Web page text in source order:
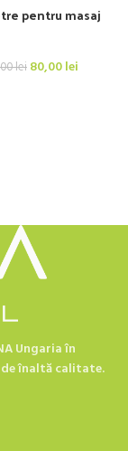
pentru masaj
lei 80,00lei
Ungaria în
de înaltă calitate.